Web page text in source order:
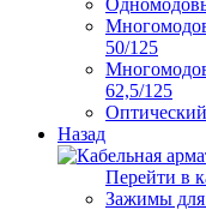
50/125
62,5/125
Оптический
Назад
Перейти в
Зажимы для